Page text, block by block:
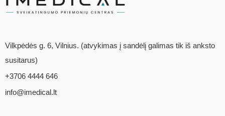
Vilkpėdės g. 6, Vilnius. (atvykimas į sandėlį galimas tik iš anksto
susitarus)
+3706 4444 646
info@imedical.lt